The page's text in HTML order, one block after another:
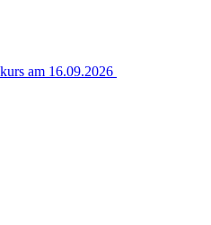
am 16.09.2026